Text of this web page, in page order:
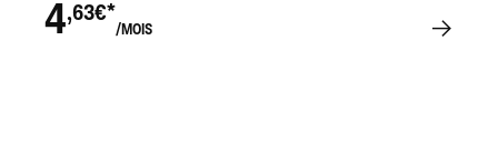
4,63€*
/MOIS